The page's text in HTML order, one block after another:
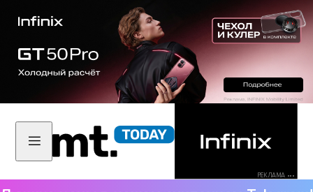
РЕКЛАМА •••